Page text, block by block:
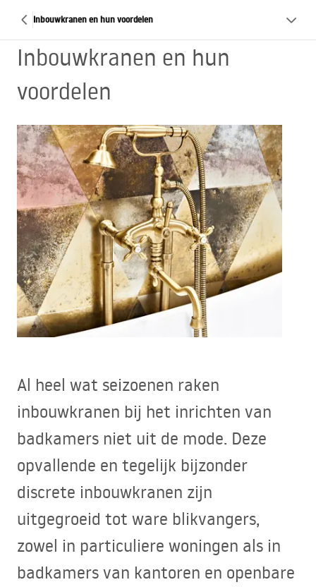
Inbouwkranen en hun voordelen
Inbouwkranen en hun
voordelen
Al heel wat seizoenen raken
inbouwkranen bij het inrichten van
badkamers niet uit de mode. Deze
opvallende en tegelijk bijzonder
discrete inbouwkranen zijn
uitgegroeid tot ware blikvangers,
zowel in particuliere woningen als in
badkamers van kantoren en openbare